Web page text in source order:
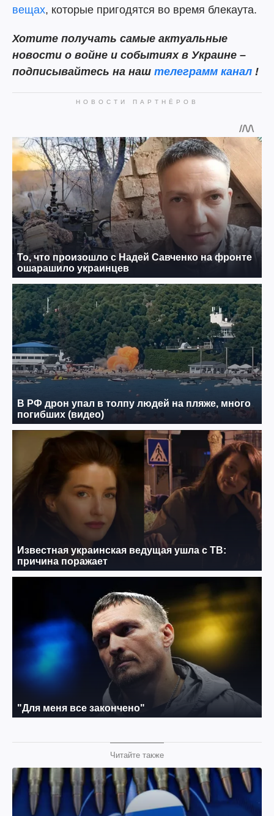
вещах, которые пригодятся во время блекаута.
Хотите получать самые актуальные
новости о войне и событиях в Украине –
подписывайтесь на наш телеграмм канал !
Читайте также